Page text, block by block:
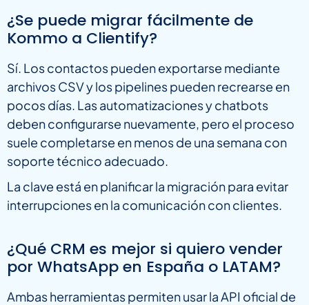
¿Se puede migrar fácilmente de
Kommo a Clientify?
Sí. Los contactos pueden exportarse mediante
archivos CSV y los pipelines pueden recrearse en
pocos días. Las automatizaciones y chatbots
deben configurarse nuevamente, pero el proceso
suele completarse en menos de una semana con
soporte técnico adecuado.
La clave está en planificar la migración para evitar
interrupciones en la comunicación con clientes.
¿Qué CRM es mejor si quiero vender
por WhatsApp en España o LATAM?
Ambas herramientas permiten usar la API oficial de